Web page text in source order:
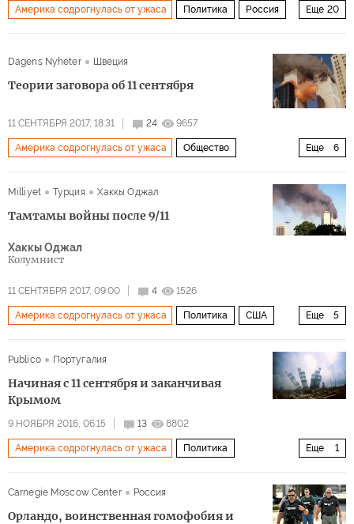
Еще 20
Америка содрогнулась от ужаса Политика Россия
Центральная Азия Хиллари Клинтон
Рональд Рейган Маргарет Тэтчер Усама бен Ладен
НАТО
Шанхайская организация сотрудничества (ШОС)
поражение
Dagens Nyheter Швеция
Теории заговора об 11 сентября
11 СЕНТЯБРЯ 2017, 18:31 24 9657
Еще 6
Америка содрогнулась от ужаса Общество
терроризм
Milliyet Турция Хаккы Оджал
Тамтамы войны после 9/11
Хаккы Оджал
Колумнист
11 СЕНТЯБРЯ 2017, 09:00 4 1526
Еще 5
Америка содрогнулась от ужаса Политика США
Publico Португалия
Начиная с 11 сентября и заканчивая
Крымом
9 НОЯБРЯ 2016, 06:15 13 8802
Еще 1
Америка содрогнулась от ужаса Политика
Carnegie Moscow Center
Россия
Орландо, воинственная гомофобия и